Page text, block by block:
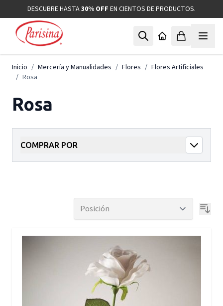
Ir al contenidoDESCUBRE HASTA30% OFF EN CIENTOS DE PRODUCTOS.
Inicio / Mercería y Manualidades / Flores / Flores Artificiales
/ Rosa
Rosa
COMPRAR POR